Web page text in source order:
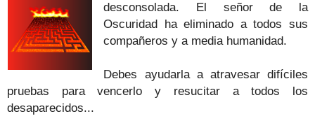
desconsolada. El señor de la
Oscuridad ha eliminado a todos sus
compañeros y a media humanidad.
Debes ayudarla a atravesar difíciles
pruebas para vencerlo y resucitar a todos los
desaparecidos...